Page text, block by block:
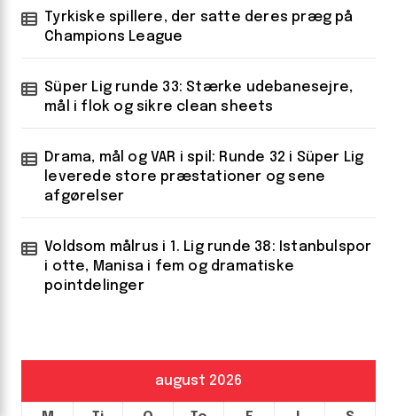
Tyrkiske spillere, der satte deres præg på
Champions League
Süper Lig runde 33: Stærke udebanesejre,
mål i flok og sikre clean sheets
Drama, mål og VAR i spil: Runde 32 i Süper Lig
leverede store præstationer og sene
afgørelser
Voldsom målrus i 1. Lig runde 38: Istanbulspor
i otte, Manisa i fem og dramatiske
pointdelinger
august 2026